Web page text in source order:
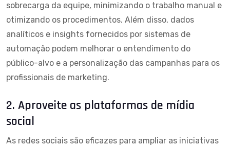
sobrecarga da equipe, minimizando o trabalho manual e
otimizando os procedimentos. Além disso, dados
analíticos e insights fornecidos por sistemas de
automação podem melhorar o entendimento do
público-alvo e a personalização das campanhas para os
profissionais de marketing.
2. Aproveite as plataformas de mídia
social
As redes sociais são eficazes para ampliar as iniciativas